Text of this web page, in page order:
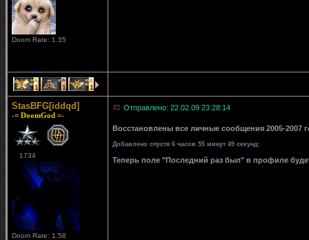
Doom Rate: 1.35
1 1 1
StasBFG[iddqd]
-= DoomGod =-
1734
Doom Rate: 1.58
Отправлено: 22.02.09 23:28:14
Восстановлены все личные сообщения 2005-2007
Добавлено спустя 6 часов 55 минут 49 секунд:
Теперь поле "Последний раз был" в профиле